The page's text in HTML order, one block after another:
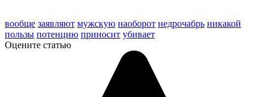
вообще заявляют мужскую наоборот недрочабрь никакой
пользы потенцию приносит убивает
Оцените статью